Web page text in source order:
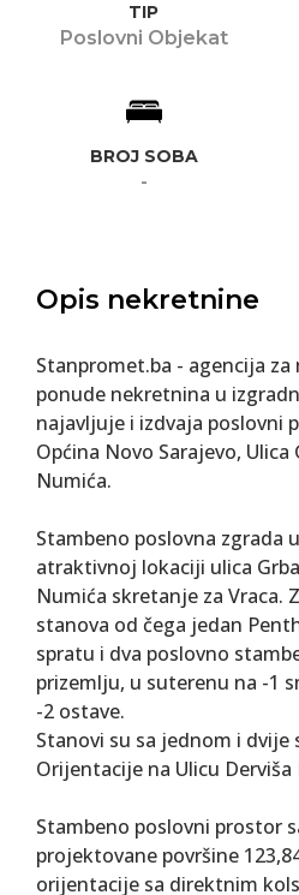
TIP
Poslovni Objekat
BROJ SOBA
-
Opis nekretnine
Stanpromet.ba - agencija
ponude nekretnina u
najavljuje i izdvaja poslovni
Općina Novo Sarajevo, Ulica
Numića.
Stambeno poslovna zgrada
atraktivnoj lokaciji ulica
Numića skretanje za Vraca.
stanova od čega jedan
spratu i dva poslovno
prizemlju, u suterenu na -1
-2 ostave.
Stanovi su sa jednom i dvije
Orijentacije na Ulicu
Stambeno poslovni prostor
projektovane površine
orijentacije sa direktnim